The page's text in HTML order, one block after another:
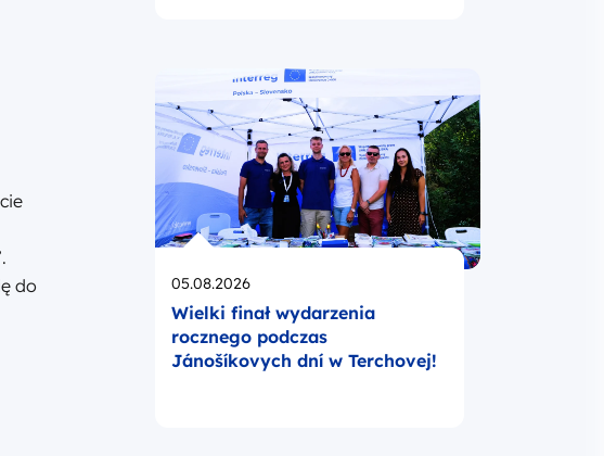
do
Opublikowano
05.08.2026
Wielki finał wydarzenia
rocznego podczas
Jánošíkovych dní w Terchovej!